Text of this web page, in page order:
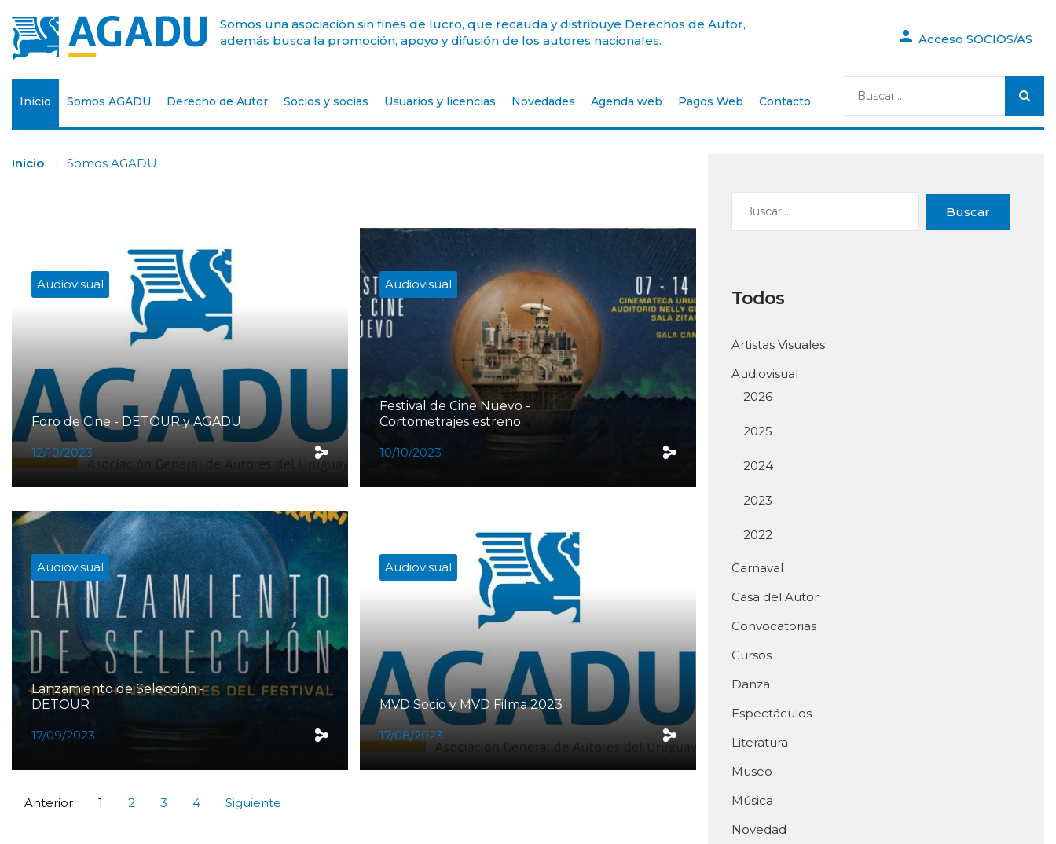
Somos una asociación sin fines de lucro, que recauda y distribuye Derechos de Autor,
además busca la promoción, apoyo y difusión de los autores nacionales.
Acceso SOCIOS/AS
Inicio Somos AGADU Derecho de Autor Socios y socias Usuarios y licencias Novedades Agenda web Pagos Web Contacto
Inicio Somos AGADU
Audiovisual
Foro de Cine - DETOUR y AGADU
12/10/2023
Audiovisual
Festival de Cine Nuevo -
Cortometrajes estreno
10/10/2023
Audiovisual
Lanzamiento de Selección -
DETOUR
17/09/2023
Audiovisual
MVD Socio y MVD Filma 2023
17/08/2023
Anterior 1 2 3 4 Siguiente
Buscar
Todos
Artistas Visuales
Audiovisual
2026
2025
2024
2023
2022
Carnaval
Casa del Autor
Convocatorias
Cursos
Danza
Espectáculos
Literatura
Museo
Música
Novedad